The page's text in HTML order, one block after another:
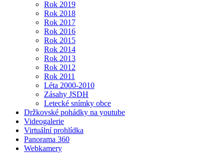
Rok 2019
Rok 2018
Rok 2017
Rok 2016
Rok 2015
Rok 2014
Rok 2013
Rok 2012
Rok 2011
Léta 2000-2010
Zásahy JSDH
Letecké snímky obce
Držkovské pohádky na youtube
Videogalerie
Virtuální prohlídka
Panorama 360
Webkamery